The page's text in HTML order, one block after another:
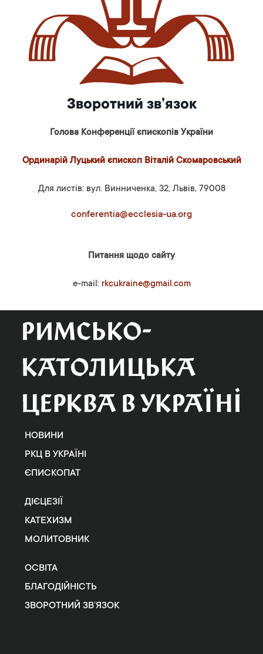
Зворотний зв’язок
Голова Конференції єпископів України
Ординарій Луцький єпископ Віталій Скомаровський
Для листів: вул. Винниченка, 32, Львів, 79008
conferentia@ecclesia-ua.org
Питання щодо сайту
e-mail: rkcukraine@gmail.com
НОВИНИ
РКЦ В УКРАЇНІ
ЄПИСКОПАТ
ДІЄЦЕЗІЇ
КАТЕХИЗМ
МОЛИТОВНИК
ОСВІТА
БЛАГОДІЙНІСТЬ
ЗВОРОТНИЙ ЗВ’ЯЗОК